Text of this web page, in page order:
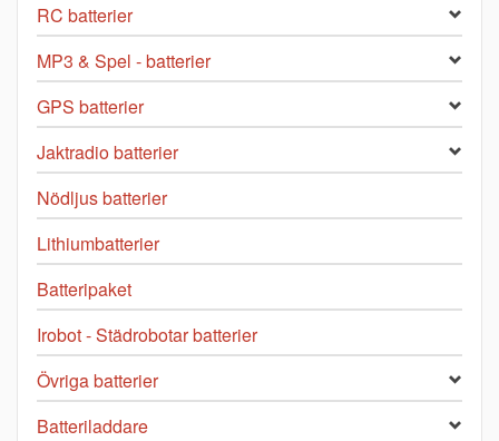
RC batterier
MP3 & Spel - batterier
GPS batterier
Jaktradio batterier
Nödljus batterier
Lithiumbatterier
Batteripaket
Irobot - Städrobotar batterier
Övriga batterier
Batteriladdare